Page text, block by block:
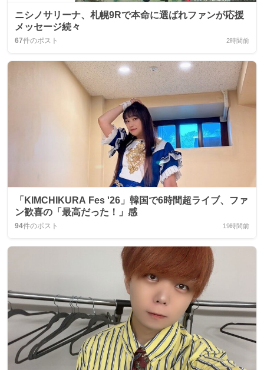
ニシノサリーナ、札幌9Rで本命に選ばれファンが応援
メッセージ続々
67件のポスト 2時間前
「KIMCHIKURA Fes '26」韓国で6時間超ライブ、ファ
ン歓喜の「最高だった！」感
94件のポスト 19時間前